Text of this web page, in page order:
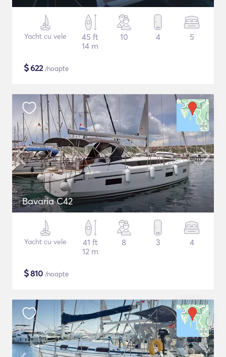
Yacht cu vele
45 ft
14 m
10 4 5
$622/noapte
Bavaria C42
Yacht cu vele
41 ft
12 m
8 3 4
$810 /noapte